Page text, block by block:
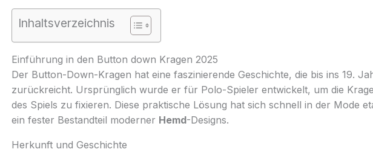
Inhaltsverzeichnis
Einführung in den Button down Kragen 2025
Der Button-Down-Kragen hat eine faszinierende Geschichte, die bis ins 19.
zurückreicht. Ursprünglich wurde er für Polo-Spieler entwickelt, um die
des Spiels zu fixieren. Diese praktische Lösung hat sich schnell in der Mode
ein fester Bestandteil moderner Hemd-Designs.
Herkunft und Geschichte